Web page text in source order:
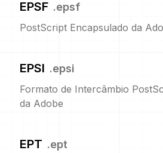
EPSF .epsf
PostScript Encapsulado da
EPSI .epsi
Formato de Intercâmbio
da Adobe
EPT .ept